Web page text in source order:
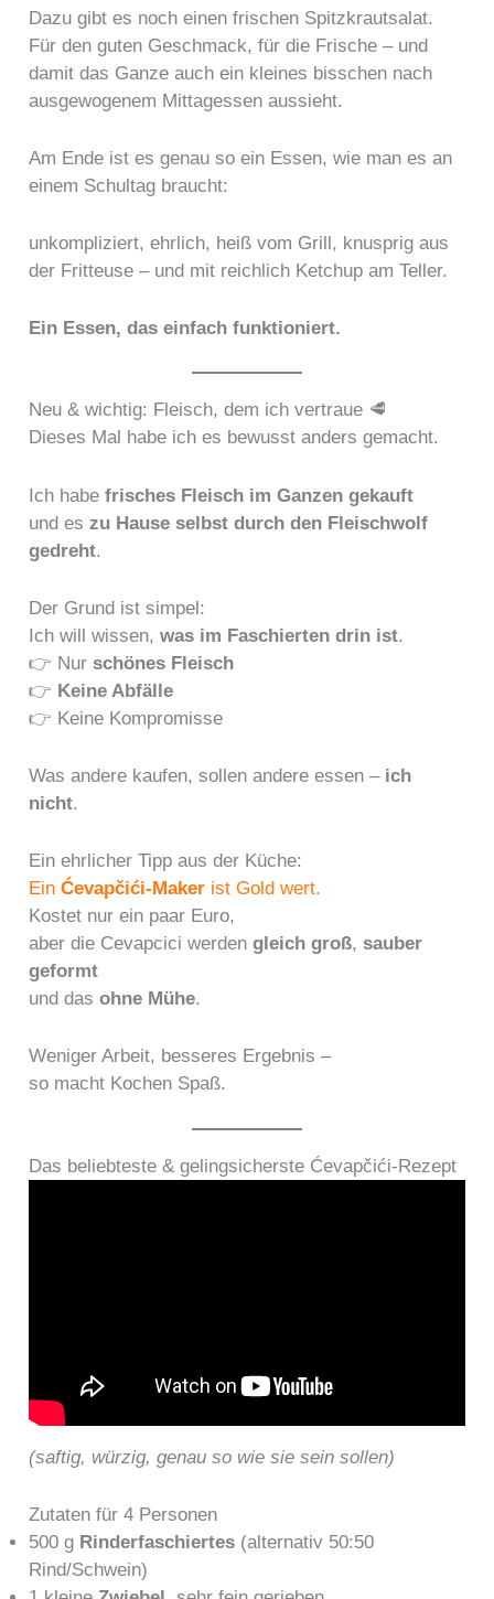
Dazu gibt es noch einen frischen Spitzkrautsalat.
Für den guten Geschmack, für die Frische – und
damit das Ganze auch ein kleines bisschen nach
ausgewogenem Mittagessen aussieht.
Am Ende ist es genau so ein Essen, wie man es an
einem Schultag braucht:
unkompliziert, ehrlich, heiß vom Grill, knusprig aus
der Fritteuse – und mit reichlich Ketchup am Teller.
Ein Essen, das einfach funktioniert.
Neu & wichtig: Fleisch, dem ich vertraue 🥩
Dieses Mal habe ich es bewusst anders gemacht.
Ich habefrisches Fleisch im Ganzen gekauft
und eszu Hause selbst durch den Fleischwolf
gedreht.
Der Grund ist simpel:
Ich will wissen,was im Faschierten drin ist.
👉 Nurschönes Fleisch
👉 Keine Abfälle
👉 Keine Kompromisse
Was andere kaufen, sollen andere essen – ich
nicht.
Ein ehrlicher Tipp aus der Küche:
EinĆevapčići-Maker ist Gold wert.
Kostet nur ein paar Euro,
aber die Cevapcici werdengleich groß,sauber
geformt
und dasohne Mühe.
Weniger Arbeit, besseres Ergebnis –
so macht Kochen Spaß.
Das beliebteste & gelingsicherste Ćevapčići-Rezept
(saftig, würzig, genau so wie sie sein sollen)
Zutaten für 4 Personen
500 g Rinderfaschiertes (alternativ 50:50
Rind/Schwein)